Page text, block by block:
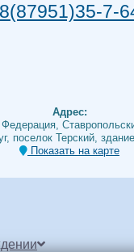
8(87951)35-7-
Адрес:
поселок Терский,
Показать на карте